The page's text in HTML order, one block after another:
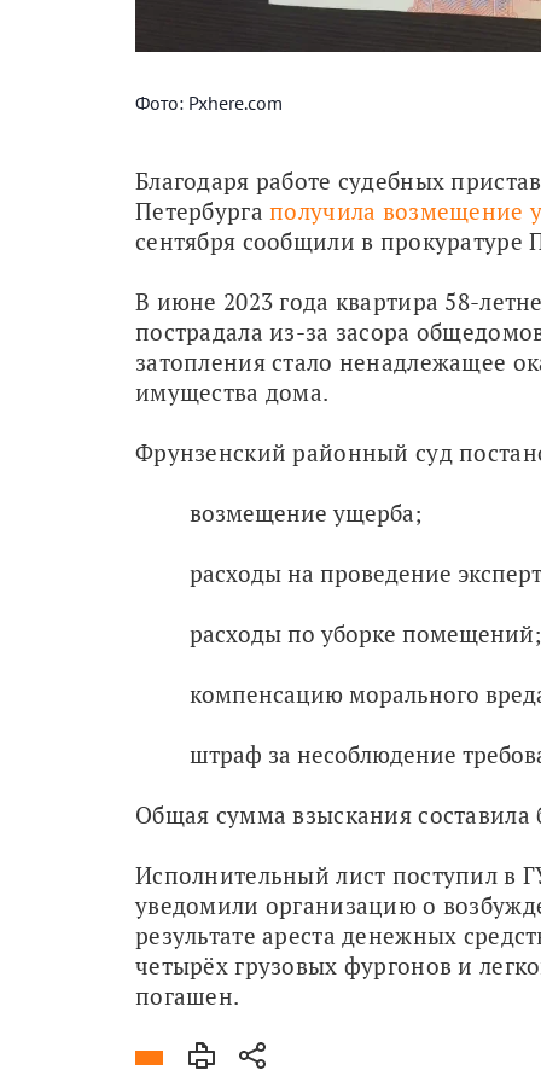
Фото: Pxhere.com
Благодаря работе судебных
Петербурга получила возмещение
сентября сообщили в прокуратуре
В июне 2023 года квартира 58-
пострадала из-за засора
затопления стало ненадлежащее
имущества дома.
Фрунзенский районный суд
возмещение ущерба;
расходы на проведение
расходы по уборке помещений;
компенсацию морального
штраф за несоблюдение
Общая сумма взыскания
Исполнительный лист поступил в
уведомили организацию о
результате ареста денежных
четырёх грузовых фургонов и
погашен.